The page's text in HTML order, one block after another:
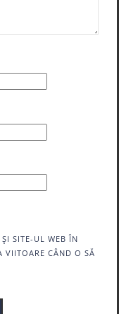
SITE-UL WEB ÎN
VIITOARE CÂND O SĂ